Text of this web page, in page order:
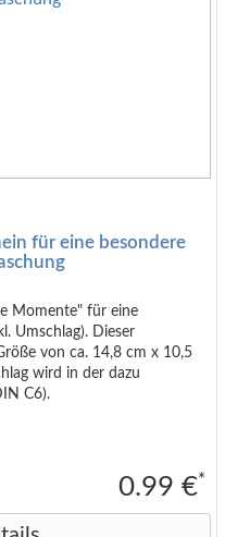
für eine besondere
Momente" für eine
Umschlag). Dieser
von ca. 14,8 cm x 10,5
wird in der dazu
C6).
0.99 €*